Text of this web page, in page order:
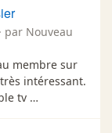
par Nouveau
membre sur
intéressant.
tv …